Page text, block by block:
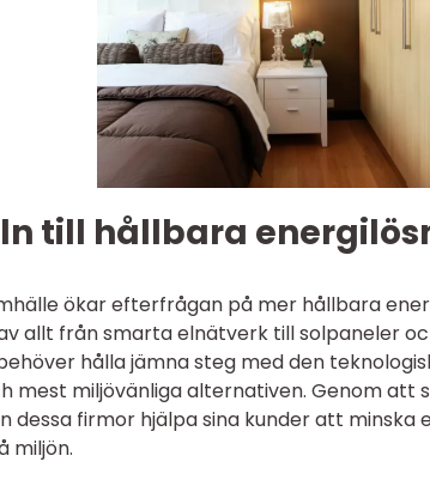
till hållbara
ökar efterfrågan på mer hållbara
allt från smarta elnätverk till solpaneler
hålla jämna steg med den
mest miljövänliga alternativen. Genom att
dessa firmor hjälpa sina kunder att
miljön.